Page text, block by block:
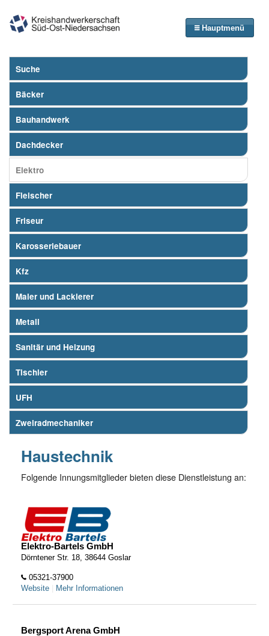
Hauptmenü
Suche
Bäcker
Bauhandwerk
Dachdecker
Elektro
Fleischer
Friseur
Karosseriebauer
Kfz
Maler und Lackierer
Metall
Sanitär und Heizung
Tischler
UFH
Zweiradmechaniker
Haustechnik
Folgende Innungsmitglieder bieten diese Dienstleistung an:
Elektro-Bartels GmbH
Dörntener Str. 18, 38644 Goslar
05321-37900
Website
Mehr Informationen
Bergsport Arena GmbH